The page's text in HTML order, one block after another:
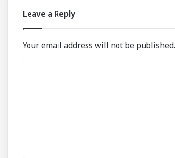
Leave a Reply
Your email address will not be published.